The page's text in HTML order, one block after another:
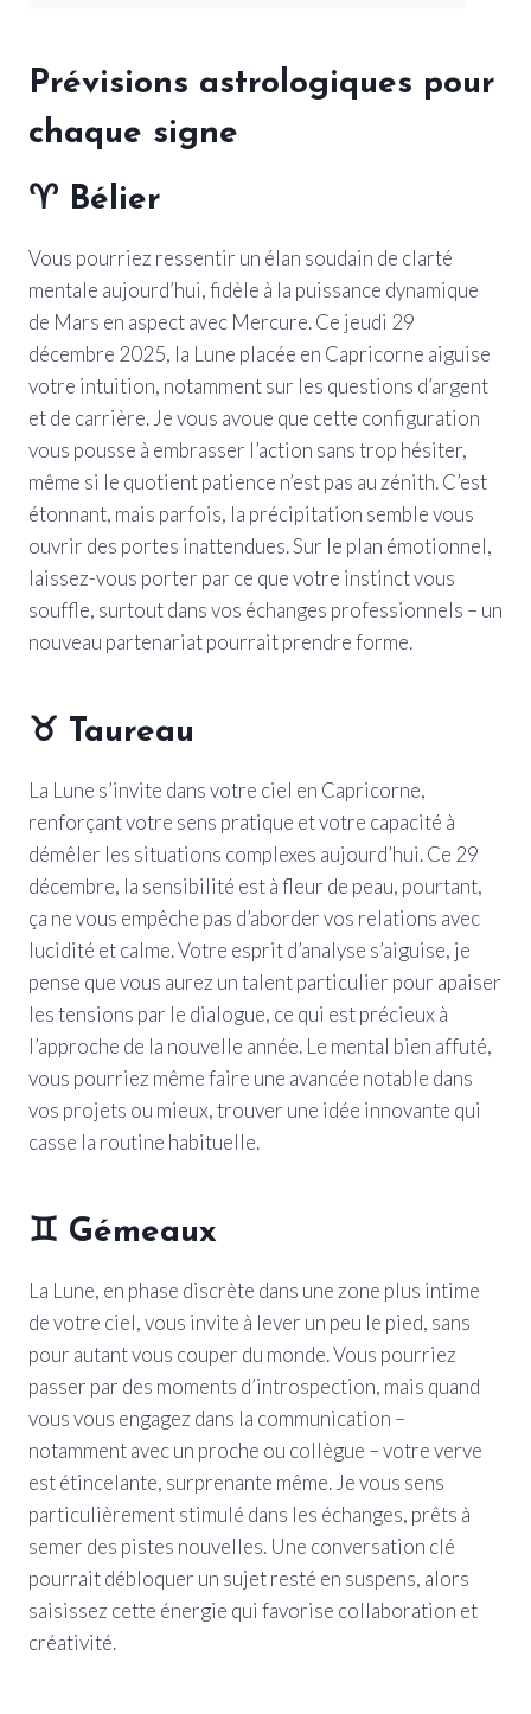
Prévisions astrologiques pour
chaque signe
♈ Bélier
Vous pourriez ressentir un élan soudain de clarté
mentale aujourd’hui, fidèle à la puissance dynamique
de Mars en aspect avec Mercure. Ce jeudi 29
décembre 2025, la Lune placée en Capricorne aiguise
votre intuition, notamment sur les questions d’argent
et de carrière. Je vous avoue que cette configuration
vous pousse à embrasser l’action sans trop hésiter,
même si le quotient patience n’est pas au zénith. C’est
étonnant, mais parfois, la précipitation semble vous
ouvrir des portes inattendues. Sur le plan émotionnel,
laissez-vous porter par ce que votre instinct vous
souffle, surtout dans vos échanges professionnels – un
nouveau partenariat pourrait prendre forme.
♉ Taureau
La Lune s’invite dans votre ciel en Capricorne,
renforçant votre sens pratique et votre capacité à
démêler les situations complexes aujourd’hui. Ce 29
décembre, la sensibilité est à fleur de peau, pourtant,
ça ne vous empêche pas d’aborder vos relations avec
lucidité et calme. Votre esprit d’analyse s’aiguise, je
pense que vous aurez un talent particulier pour apaiser
les tensions par le dialogue, ce qui est précieux à
l’approche de la nouvelle année. Le mental bien affuté,
vous pourriez même faire une avancée notable dans
vos projets ou mieux, trouver une idée innovante qui
casse la routine habituelle.
♊ Gémeaux
La Lune, en phase discrète dans une zone plus intime
de votre ciel, vous invite à lever un peu le pied, sans
pour autant vous couper du monde. Vous pourriez
passer par des moments d’introspection, mais quand
vous vous engagez dans la communication –
notamment avec un proche ou collègue – votre verve
est étincelante, surprenante même. Je vous sens
particulièrement stimulé dans les échanges, prêts à
semer des pistes nouvelles. Une conversation clé
pourrait débloquer un sujet resté en suspens, alors
saisissez cette énergie qui favorise collaboration et
créativité.